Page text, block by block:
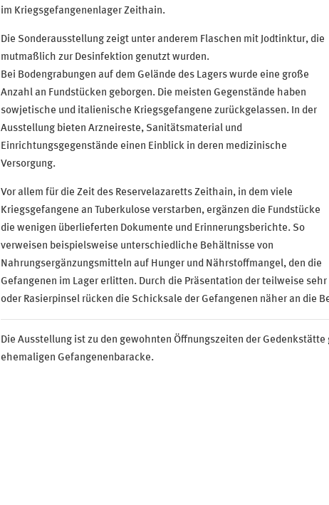
im Kriegsgefangenenlager Zeithain.
Die Sonderausstellung zeigt unter anderem Flaschen mit Jodtinktur, die
mutmaßlich zur Desinfektion genutzt wurden.
Bei Bodengrabungen auf dem Gelände des Lagers wurde eine große
Anzahl an Fundstücken geborgen. Die meisten Gegenstände haben
sowjetische und italienische Kriegsgefangene zurückgelassen. In der
Ausstellung bieten Arzneireste, Sanitätsmaterial und
Einrichtungsgegenstände einen Einblick in deren medizinische
Versorgung.
Vor allem für die Zeit des Reservelazaretts Zeithain, in dem viele
Kriegsgefangene an Tuberkulose verstarben, ergänzen die Fundstücke
die wenigen überlieferten Dokumente und Erinnerungsberichte. So
verweisen beispielsweise unterschiedliche Behältnisse von
Nahrungsergänzungsmitteln auf Hunger und Nährstoffmangel, den die
Gefangenen im Lager erlitten. Durch die Präsentation der teilweise
oder Rasierpinsel rücken die Schicksale der Gefangenen näher an die
Die Ausstellung ist zu den gewohnten Öffnungszeiten der
ehemaligen Gefangenenbaracke.